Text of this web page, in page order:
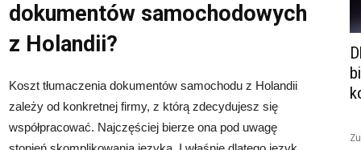
dokumentów samochodowych
z Holandii?
Koszt tłumaczenia dokumentów samochodu z Holandii
zależy od konkretnej firmy, z którą zdecydujesz się
współpracować. Najczęściej bierze ona pod uwagę